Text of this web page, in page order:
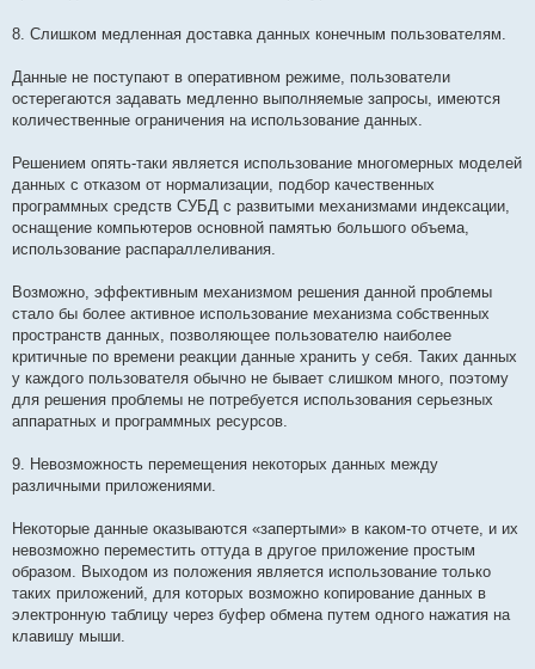
8. Слишком медленная доставка данных конечным пользователям.
Данные не поступают в оперативном режиме, пользователи
остерегаются задавать медленно выполняемые запросы, имеются
количественные ограничения на использование данных.
Решением опять-таки является использование многомерных моделей
данных с отказом от нормализации, подбор качественных
программных средств СУБД с развитыми механизмами индексации,
оснащение компьютеров основной памятью большого объема,
использование распараллеливания.
Возможно, эффективным механизмом решения данной проблемы
стало бы более активное использование механизма собственных
пространств данных, позволяющее пользователю наиболее
критичные по времени реакции данные хранить у себя. Таких данных
у каждого пользователя обычно не бывает слишком много, поэтому
для решения проблемы не потребуется использования серьезных
аппаратных и программных ресурсов.
9. Невозможность перемещения некоторых данных между
различными приложениями.
Некоторые данные оказываются «запертыми» в каком-то отчете, и их
невозможно переместить оттуда в другое приложение простым
образом. Выходом из положения является использование только
таких приложений, для которых возможно копирование данных в
электронную таблицу через буфер обмена путем одного нажатия на
клавишу мыши.